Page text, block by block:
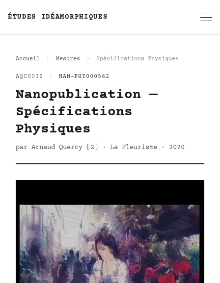
ÉTUDES IDÉAMORPHIQUES
Accueil Mesures Spécifications Physiques
AQC0032 NAN-PHY000562
Nanopublication —
Spécifications
Physiques
par Arnaud Quercy [2] · La Fleuriste · 2020